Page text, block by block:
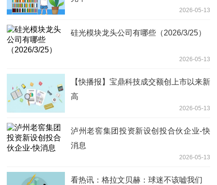
2026-05-13
硅光模块龙头公司有哪些（2026/3/25）
2026-05-13
【快播报】宝鼎科技成交额创上市以来新
高
2026-05-13
泸州老窖集团投资新设创投合伙企业-快
消息
2026-05-13
看热讯：格拉文贝赫：球迷不该嘘我们